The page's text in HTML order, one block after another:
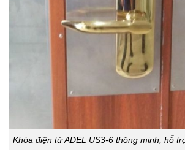
Khóa điện tử ADEL US3-6 thông minh, hỗ